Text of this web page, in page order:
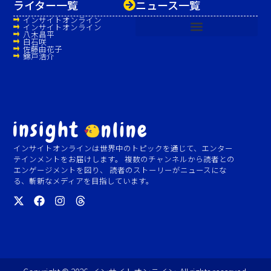
インサイトオンラインは世界中のトピックを通じて、エンター
テインメントをお届けします。 複数のチャンネルから読者との
エンゲージメントを図り、 読者のストーリーがニュースにな
る、斬新なメディアを目指しています。
ニュース一覧
ライター一覧
インサイトオンライン
インサイトオンライン
八木昌平
白石咲
佐藤由花子
錦戸浩介